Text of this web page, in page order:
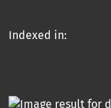
Indexed in: